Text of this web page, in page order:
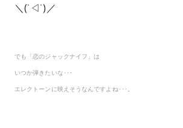
＼(˙◁˙)／
でも「恋のジャックナイフ」は
いつか弾きたいな･･･
エレクトーンに映えそうなんですよね･･･。